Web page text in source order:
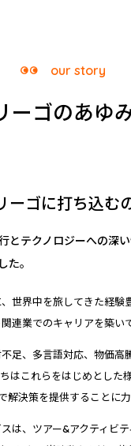
our story
ーゴのあゆ
ーゴに打ち込む
とテクノロジーへの深
た。
世界中を旅してきた経験
連業でのキャリアを築い
足、多言語対応、物価高
はこれらをはじめとした
解決策を提供することに力
は、ツアー&アクティビ